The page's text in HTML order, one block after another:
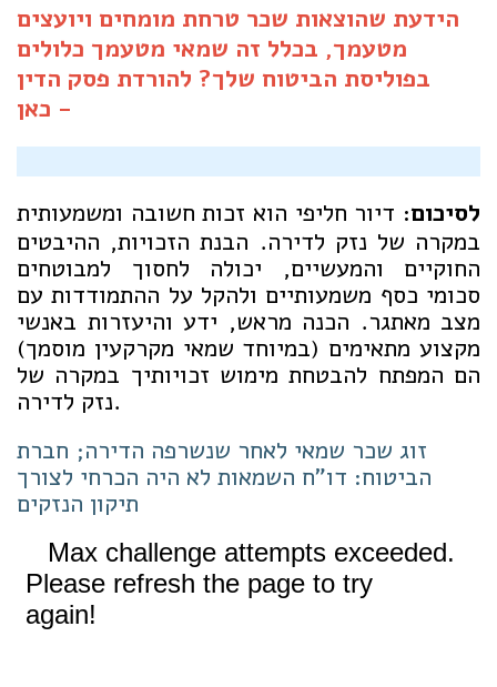
הידעת שהוצאות שכר טרחת מומחים ויועצים
מטעמך, בכלל זה שמאי מטעמך כלולים
בפוליסת הביטוח שלך? להורדת פסק הדין
- כאן
לסיכום: דיור חליפי הוא זכות חשובה ומשמעותית
במקרה של נזק לדירה. הבנת הזכויות, ההיבטים
החוקיים והמעשיים, יכולה לחסוך למבוטחים
סכומי כסף משמעותיים ולהקל על ההתמודדות עם
מצב מאתגר. הכנה מראש, ידע והיעזרות באנשי
מקצוע מתאימים (במיוחד שמאי מקרקעין מוסמך)
הם המפתח להבטחת מימוש זכויותיך במקרה של
נזק לדירה.
זוג שכר שמאי לאחר שנשרפה הדירה; חברת
הביטוח: דו"ח השמאות לא היה הכרחי לצורך
תיקון הנזקים